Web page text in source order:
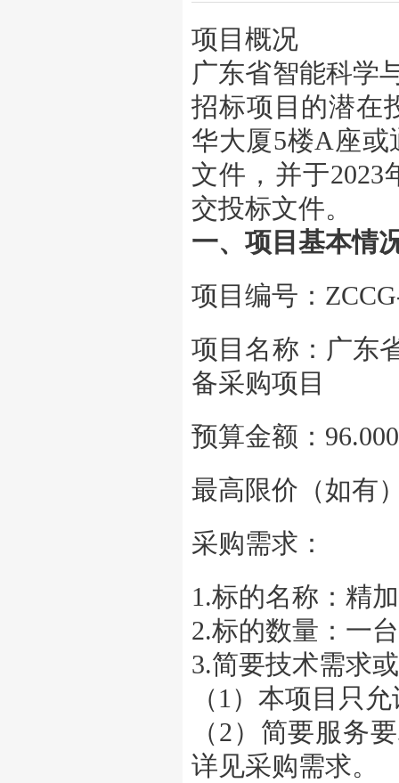
项目概况
广东省智能科学
招标项目的潜在
华大厦5楼A座或
文件，并于2023
交投标文件。
一、项目基本情
项目编号：
项目名称：广东
备采购项目
预算金额：
最高限价（如有
采购需求：
1.标的名称：精
2.标的数量：一
3.简要技术需求
（1）本项目只
（2）简要服务
详见采购需求。